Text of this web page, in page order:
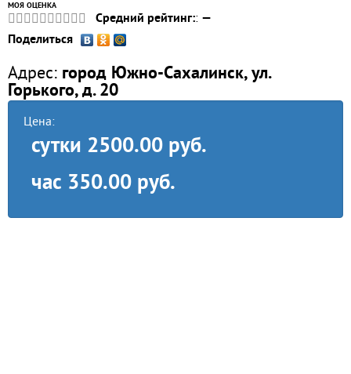
МОЯ ОЦЕНКА
Средний рейтинг:: —
Поделиться
Адрес: город Южно-Сахалинск, ул.
Горького, д. 20
Цена:
сутки 2500.00 руб.
час 350.00 руб.